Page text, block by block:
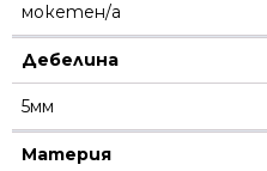
мокетен/а
Дебелина
5мм
Материя